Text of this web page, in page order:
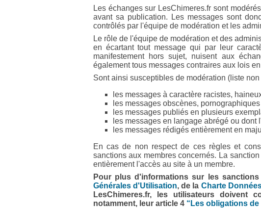
Les échanges sur LesChimeres.fr sont
avant sa publication. Les messages sont
contrôlés par l'équipe de modération et les
Le rôle de l'équipe de modération et des
en écartant tout message qui par leur
manifestement hors sujet, nuisent aux
également tous messages contraires aux lois
Sont ainsi susceptibles de modération (liste
les messages à caractère racistes,
les messages obscènes,
les messages publiés en plusieurs
les messages en langage abrégé ou
les messages rédigés entièrement en
En cas de non respect de ces règles et
sanctions aux membres concernés. La
entièrement l'accès au site à un membre.
Pour plus d'informations sur les
Générales d'Utilisation, de la Charte
LesChimeres.fr, les utilisateurs doivent
notamment, leur article 4 “Les obligations